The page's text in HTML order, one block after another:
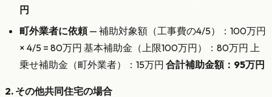
円
町外業者に依頼— 補助対象額（工事費の4/5）：100万円
× 4/5 = 80万円 基本補助金（上限100万円）：80万円 上
乗せ補助金（町外業者）：15万円 合計補助金額：95万円
2. その他共同住宅の場合